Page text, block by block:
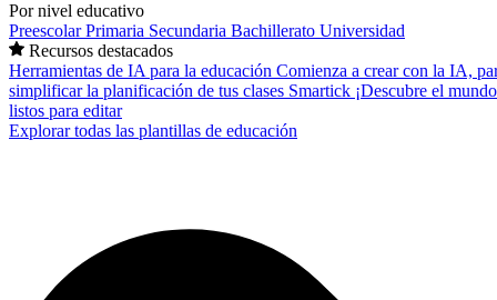
Por nivel educativo
PreescolarPrimaria Secundaria Bachillerato Universidad
Recursos destacados
Herramientas de IA para la educación Comienza a crear con la IA,
simplificar la planificación de tus clases Smartick ¡Descubre el
listos para editar
Explorar todas las plantillas de educación